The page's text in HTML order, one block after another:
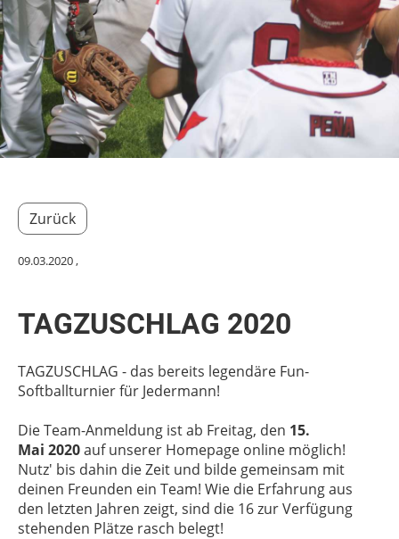
Zurück
09.03.2020,
TAGZUSCHLAG 2020
TAGZUSCHLAG - das bereits legendäre Fun-
Softballturnier für Jedermann!
Die Team-Anmeldung ist ab Freitag, den 15.
Mai 2020auf unserer Homepage online möglich!
Nutz' bis dahin die Zeit und bilde gemeinsam mit
deinen Freunden ein Team! Wie die Erfahrung aus
den letzten Jahren zeigt, sind die 16 zur Verfügung
stehenden Plätze rasch belegt!